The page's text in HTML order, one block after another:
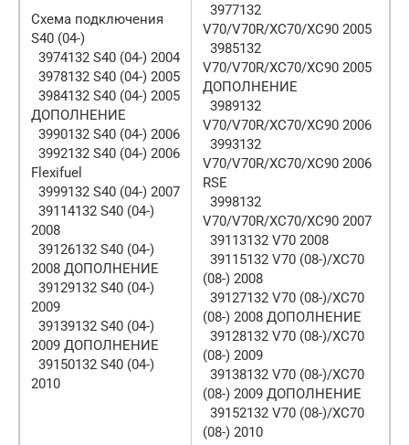
Схема подключения
S40 (04-)
3974132 S40 (04-) 2004
3978132 S40 (04-) 2005
3984132 S40 (04-) 2005
ДОПОЛНЕНИЕ
3990132 S40 (04-) 2006
3992132 S40 (04-) 2006
Flexifuel
3999132 S40 (04-) 2007
39114132 S40 (04-)
2008
39126132 S40 (04-)
2008 ДОПОЛНЕНИЕ
39129132 S40 (04-)
2009
39139132 S40 (04-)
2009 ДОПОЛНЕНИЕ
39150132 S40 (04-)
2010
3977132
V70/V70R/XC70/XC90 2005
3985132
V70/V70R/XC70/XC90 2005
ДОПОЛНЕНИЕ
3989132
V70/V70R/XC70/XC90 2006
3993132
V70/V70R/XC70/XC90 2006
RSE
3998132
V70/V70R/XC70/XC90 2007
39113132 V70 2008
39115132 V70 (08-)/XC70
(08-) 2008
39127132 V70 (08-)/XC70
(08-) 2008 ДОПОЛНЕНИЕ
39128132 V70 (08-)/XC70
(08-) 2009
39138132 V70 (08-)/XC70
(08-) 2009 ДОПОЛНЕНИЕ
39152132 V70 (08-)/XC70
(08-) 2010